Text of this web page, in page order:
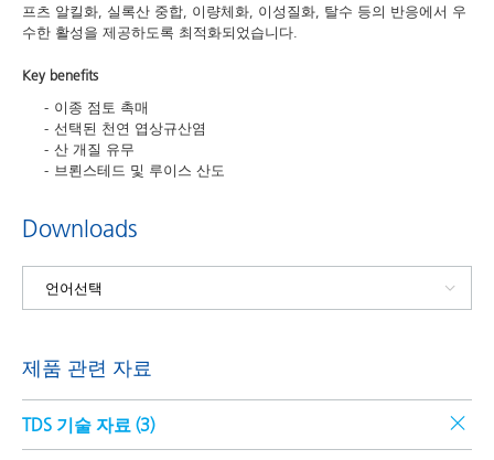
프츠 알킬화, 실록산 중합, 이량체화, 이성질화, 탈수 등의 반응에서 우
수한 활성을 제공하도록 최적화되었습니다.
Key benefits
이종 점토 촉매
선택된 천연 엽상규산염
산 개질 유무
브뢴스테드 및 루이스 산도
Downloads
제품 관련 자료
TDS 기술 자료 (3)